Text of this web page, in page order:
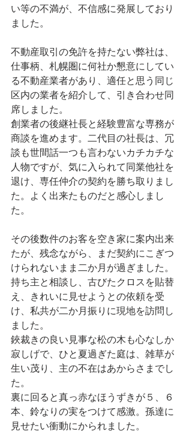
い等の不満が、不信感に発展しており
ました。
不動産取引の免許を持たない弊社は、
仕事柄、札幌圏に何社か懇意にしてい
る不動産業者があり、適任と思う同じ
区内の業者を紹介して、引き合わせ同
席しました。
創業者の後継社長と経験豊富な専務が
商談を進めます。二代目の社長は、冗
談も世間話一つも言わないカチカチな
人物ですが、気に入られて同業他社を
退け、専任仲介の契約を勝ち取りまし
た。よく出来たものだと感心しまし
た。
その後数件のお客を空き家に案内出来
たが、残念ながら、まだ契約にこぎつ
けられないまま二か月が過ぎました。
持ち主と相談し、古びたクロスを貼替
え、きれいに見せようとの依頼を受
け、私共が二か月振りに現地を訪問し
ました。
鋏裁きの良い見事な松の木も心なしか
寂しげで、ひと夏過ぎた庭は、雑草が
生い茂り、主の不在はあからさまでし
た。
裏に回ると真っ赤なほうずきが５、６
本、鈴なりの実をつけて感激。孫達に
見せたい衝動にかられました。